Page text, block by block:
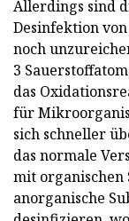
Allerdings sind
Desinfektion
noch
3
das
für
sich schneller
das normale
mit organischen
anorganische